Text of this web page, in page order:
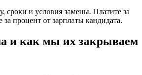
сроки и условия замены. Платите за
за процент от зарплаты кандидата.
и как мы их закрываем